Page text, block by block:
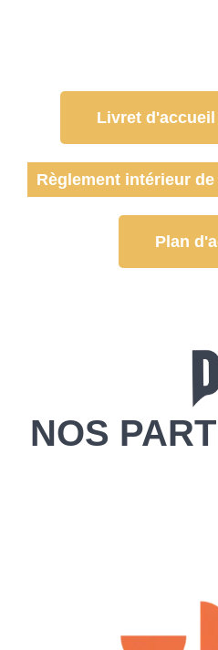
Livret
Règlement intérieur
Plan
NOS